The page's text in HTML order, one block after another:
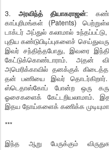
3. அரவிந்த் தியாகராஜன்:
காப்புரிமங்கள் (Patents)
டாக்டர் அப்துல் கலாமால்
புதிய கண்டுபிடிப்புகளைச்
இவர் சந்தித்தபோது, இவரை
கேட்டுக்கொண்டாராம். அதன்
அமெரிக்காவில் தனக்குக்
தன் பணியை இவர் தொடர்கிறார்.
ஸ்டெதாஸ்கோப் போன்ற ஒரு
ஓசைகளைக் கேட்டறியலாமாம்.
இதய நோய்களைக் கணிக்க
***
இந்த ஆறு பேருக்கும்